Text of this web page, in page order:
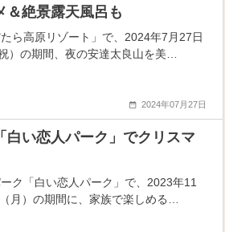
絶景露天風呂も
ら高原リゾート」で、2024年7月27日
）の期間、夜の安達太良山を美…
2024年07月27日
白い恋人パーク」でクリスマ
ク「白い恋人パーク」で、2023年11
月）の期間に、家族で楽しめる…